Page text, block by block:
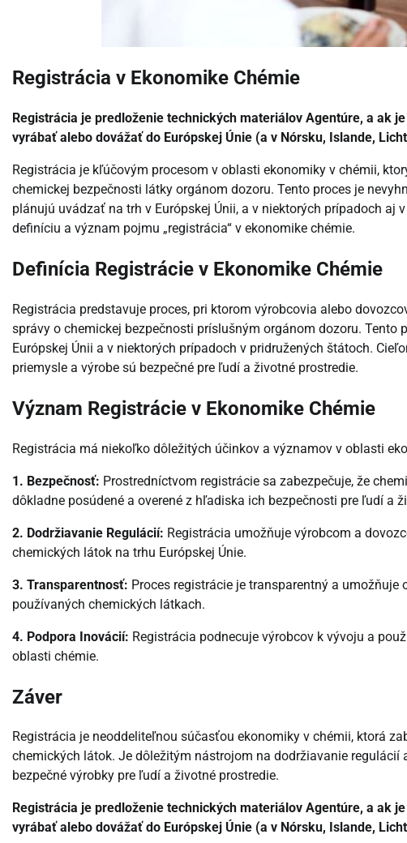
Registrácia v Ekonomike Chémie
Registrácia je predloženie technických materiálov Agentúre, a ak
vyrábať alebo dovážať do Európskej Únie (a v Nórsku, Islande,
Registrácia je kľúčovým procesom v oblasti ekonomiky v chémii,
chemickej bezpečnosti látky orgánom dozoru. Tento proces je
plánujú uvádzať na trh v Európskej Únii, a v niektorých prípadoch
definíciu a význam pojmu „registrácia“ v ekonomike chémie.
Definícia Registrácie v Ekonomike Chémie
Registrácia predstavuje proces, pri ktorom výrobcovia alebo
správy o chemickej bezpečnosti príslušným orgánom dozoru.
Európskej Únii a v niektorých prípadoch v pridružených štátoch.
priemysle a výrobe sú bezpečné pre ľudí a životné prostredie.
Význam Registrácie v Ekonomike Chémie
Registrácia má niekoľko dôležitých účinkov a významov v oblasti
1. Bezpečnosť: Prostredníctvom registrácie sa zabezpečuje, že
dôkladne posúdené a overené z hľadiska ich bezpečnosti pre ľudí a
2. Dodržiavanie Regulácií: Registrácia umožňuje výrobcom a
chemických látok na trhu Európskej Únie.
3. Transparentnosť: Proces registrácie je transparentný a
používaných chemických látkach.
4. Podpora Inovácií: Registrácia podnecuje výrobcov k vývoju a
oblasti chémie.
Záver
Registrácia je neoddeliteľnou súčasťou ekonomiky v chémii, ktorá
chemických látok. Je dôležitým nástrojom na dodržiavanie
bezpečné výrobky pre ľudí a životné prostredie.
Registrácia je predloženie technických materiálov Agentúre, a ak
vyrábať alebo dovážať do Európskej Únie (a v Nórsku, Islande,